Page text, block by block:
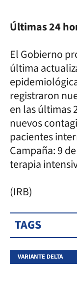
Últimas 24
El Gobierno
última
registraron
en las últimas
nuevos
pacientes
Campaña: 9
terapia
(IRB)
TAGS
VARIANTE DELTA